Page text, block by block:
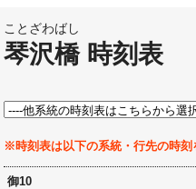
ことざわばし
琴沢橋 時刻表
※時刻表は以下の系統・行先の時刻
御10